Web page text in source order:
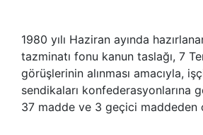
1980 yılı Haziran ayında
tazminatı fonu kanun taslağı, 7
görüşlerinin alınması amacıyla,
sendikaları konfederasyonlarına
37 madde ve 3 geçici maddeden